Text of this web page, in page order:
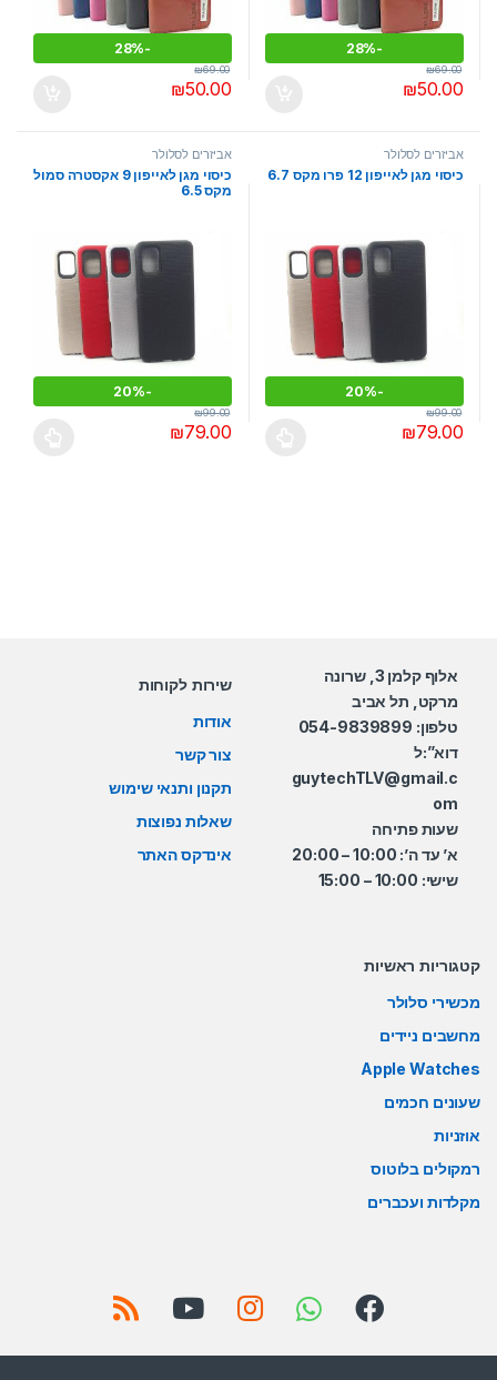
-
28%
₪50.00
₪69.00
-
28%
₪50.00
₪69.00
אביזרים לסלולר
כיסוי מגן לאייפון 12 פרו מקס 6.7
-
20%
₪79.00
₪99.00
אביזרים לסלולר
כיסוי מגן לאייפון 9 אקסטרה סמול
מקס 6.5
-
20%
₪79.00
₪99.00
אלוף קלמן 3, שרונה
מרקט, תל אביב
טלפון: 054-9839899
דוא”:ל
guytechTLV@gmail.c
om
שעות פתיחה
א’ עד ה’: 10:00 – 20:00
שישי: 10:00 – 15:00
שירות לקוחות
אודות
צור קשר
תקנון ותנאי שימוש
שאלות נפוצות
אינדקס האתר
קטגוריות ראשיות
מכשירי סלולר
מחשבים ניידים
Apple Watches
שעונים חכמים
אוזניות
רמקולים בלוטוס
מקלדות ועכברים